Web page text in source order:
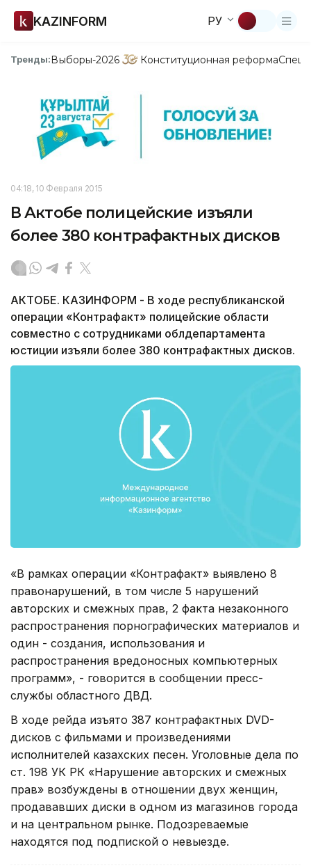
KAZINFORM РУ
Тренды:Выборы-2026 Конституционная реформа
04:18, 10 Февраля 2015
В Актобе полицейские изъяли
более 380 контрафактных дисков
АКТОБЕ. КАЗИНФОРМ - В ходе республиканской
операции «Контрафакт» полицейские области
совместно с сотрудниками облдепартамента
юстиции изъяли более 380 контрафактных дисков.
«В рамках операции «Контрафакт» выявлено 8
правонарушений, в том числе 5 нарушений
авторских и смежных прав, 2 факта незаконного
распространения порнографических материалов и
один - создания, использования и
распространения вредоносных компьютерных
программ», - говорится в сообщении пресс-
службы областного ДВД.
В ходе рейда изъято 387 контрафактных DVD-
дисков с фильмами и произведениями
исполнителей казахских песен. Уголовные дела по
ст. 198 УК РК «Нарушение авторских и смежных
прав» возбуждены в отношении двух женщин,
продававших диски в одном из магазинов города
и на центральном рынке. Подозреваемые
находятся под подпиской о невыезде.